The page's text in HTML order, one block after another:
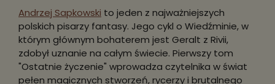
Andrzej Sapkowski to jeden z najważniejszych
polskich pisarzy fantasy. Jego cykl o Wiedźminie, w
którym głównym bohaterem jest Geralt z Rivii,
zdobył uznanie na całym świecie. Pierwszy tom
"Ostatnie życzenie" wprowadza czytelnika w świat
pełen magicznych stworzeń, rycerzy i brutalnego